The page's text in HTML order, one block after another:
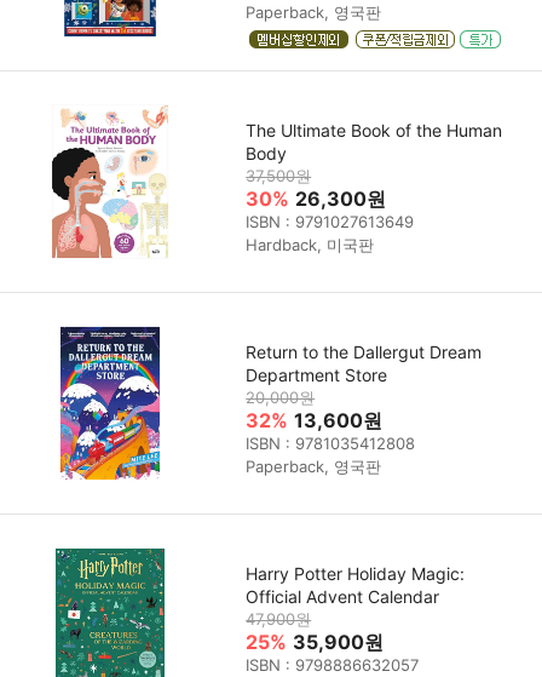
Paperback, 영국판
The Ultimate Book of the Human
Body
37,500원
30% 26,300원
ISBN : 9791027613649
Hardback, 미국판
Return to the Dallergut Dream
Department Store
20,000원
32% 13,600원
ISBN : 9781035412808
Paperback, 영국판
Harry Potter Holiday Magic:
Official Advent Calendar
47,900원
25% 35,900원
ISBN : 9798886632057